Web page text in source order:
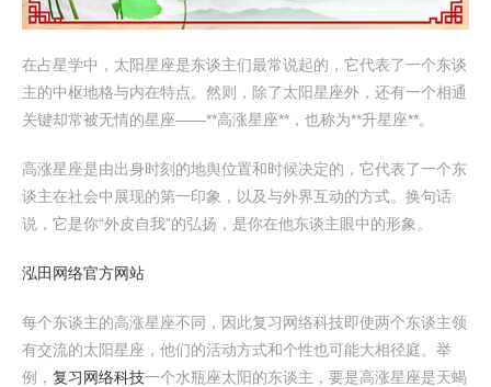
在占星学中，太阳星座是东谈主们最常说起的，它代表了一个东谈
主的中枢地格与内在特点。然则，除了太阳星座外，还有一个相通
关键却常被无情的星座——**高涨星座**，也称为**升星座**。
高涨星座是由出身时刻的地舆位置和时候决定的，它代表了一个东
谈主在社会中展现的第一印象，以及与外界互动的方式。换句话
说，它是你“外皮自我”的弘扬，是你在他东谈主眼中的形象。
泓田网络官方网站
每个东谈主的高涨星座不同，因此复习网络科技即使两个东谈主领
有交流的太阳星座，他们的活动方式和个性也可能大相径庭。举
例， 复习网络科技一个水瓶座太阳的东谈主，要是高涨星座是天蝎